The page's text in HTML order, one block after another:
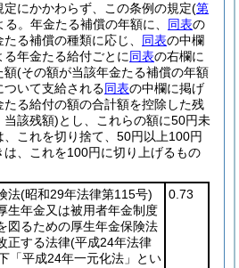
にかかわらず、この条例の規定(第
。 年金たる補償の年額に、 同表の
る補償の種類に応じ、 同表の中欄
年金たる給付ごとに同表の右欄に
額(その額が当該年金たる補償の年額
いて支給される同表の中欄に掲げ
る給付の額の合計額を控除した残
当該残額)とし、これらの額に50円未
これを切り捨て、50円以上100円
、これを100円に切り上げるもの
法(昭和29年法律第115号)
生年金又は被用者年金制度
図るための厚生年金保険法
正する法律(平成24年法律
「平成24年一元化法」とい
0.73